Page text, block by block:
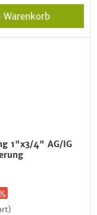
Warenkorb
1"x3/4" AG/IG